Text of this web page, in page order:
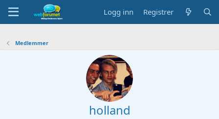
Logg inn Registrer
Medlemmer
holland